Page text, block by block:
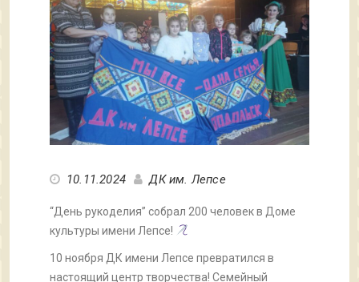
10.11.2024 ДК им. Лепсе
“День рукоделия” собрал 200 человек в Доме
культуры имени Лепсе!
10 ноября ДК имени Лепсе превратился в
настоящий центр творчества! Семейный